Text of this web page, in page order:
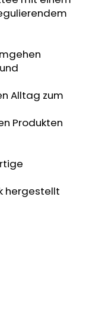
Alltag zum
Produkten
hergestellt